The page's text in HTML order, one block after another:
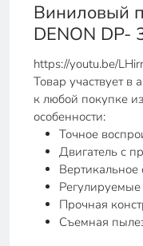
Виниловый
DENON DP-
https://youtu.be/
Товар участвует
к любой покупке
особенности:
Точное
Двигатель с
Вертикальное
Прочная
Съемная